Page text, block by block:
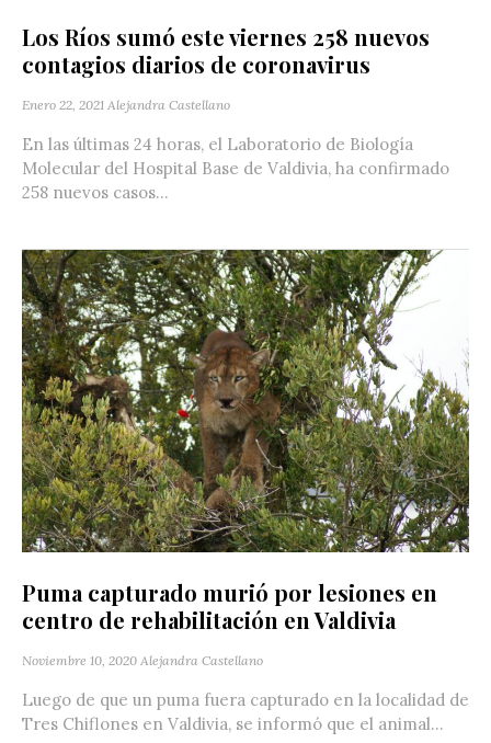
Los Ríos sumó este viernes 258 nuevos
contagios diarios de coronavirus
Enero 22, 2021 Alejandra Castellano
En las últimas 24 horas, el Laboratorio de Biología
Molecular del Hospital Base de Valdivia, ha confirmado
258 nuevos casos...
Puma capturado murió por lesiones en
centro de rehabilitación en Valdivia
Noviembre 10, 2020 Alejandra Castellano
Luego de que un puma fuera capturado en la localidad de
Tres Chiflones en Valdivia, se informó que el animal...